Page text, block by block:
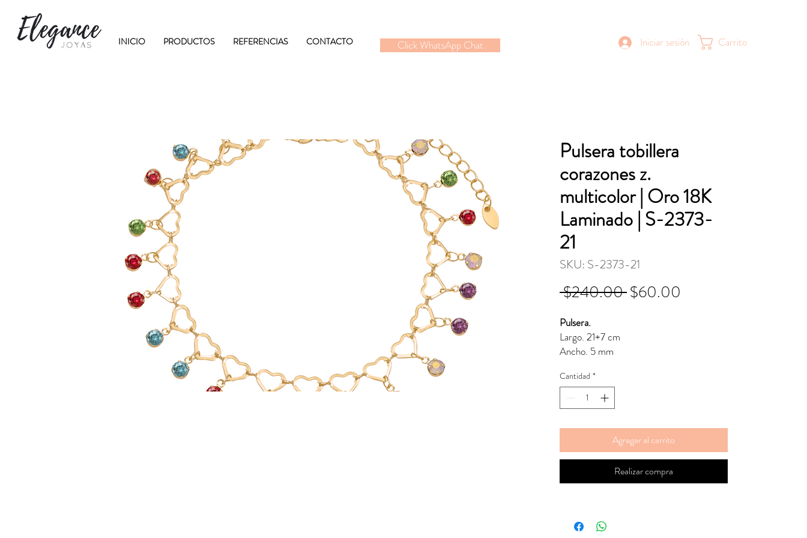
INICIO PRODUCTOS REFERENCIAS CONTACTO Click WhatsApp Chat Iniciar sesión Carrito
Pulsera tobillera
corazones z.
multicolor | Oro 18K
Laminado | S-2373-
21
SKU: S-2373-21
$240.00 Precio
$60.00
Pulsera.
Largo. 21+7 cm
Ancho. 5 mm
Dije.
Ancho. 4 mm
Cantidad *
Agregar al carrito
Realizar compra